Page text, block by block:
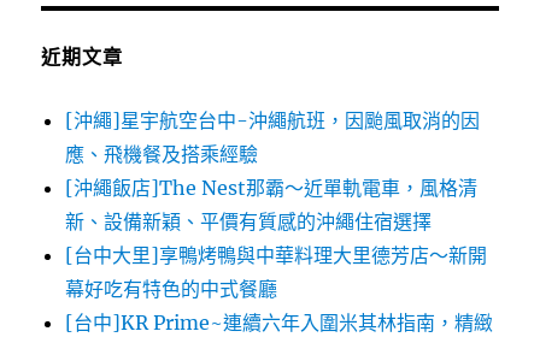
近期文章
[沖繩]星宇航空台中-沖繩航班，因颱風取消的因
應、飛機餐及搭乘經驗
[沖繩飯店]The Nest那霸～近單軌電車，風格清
新、設備新穎、平價有質感的沖繩住宿選擇
[台中大里]享鴨烤鴨與中華料理大里德芳店～新開
幕好吃有特色的中式餐廳
[台中]KR Prime~連續六年入圍米其林指南，精緻